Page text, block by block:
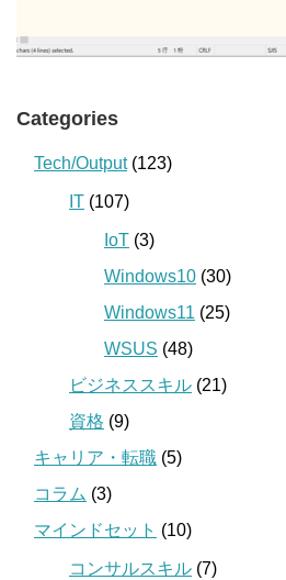
Categories
Tech/Output(123)
IT (107)
IoT (3)
Windows10 (30)
Windows11 (25)
WSUS (48)
ビジネススキル (21)
資格 (9)
キャリア・転職 (5)
コラム (3)
マインドセット (10)
コンサルスキル (7)